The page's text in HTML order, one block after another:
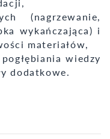
(nagrzewanie,
wykańczająca) i
materiałów,
wiedzy
dodatkowe.